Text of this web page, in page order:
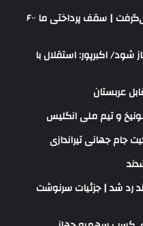
استقلال با سهراب ستاره سوم را می‌گرفت | سقف پرداختی ما ۶۰۰
شود/ اکبرپور: استقلال با
عربستان
و تیم ملی انگلیس
جام جهانی تیراندازی
رد شد | جزئیات سرنوشت